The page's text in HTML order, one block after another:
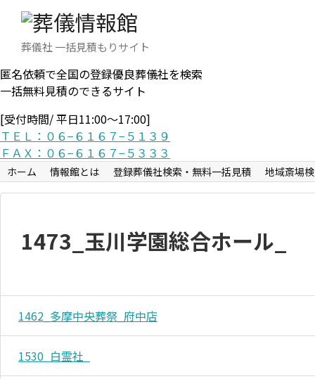
葬儀社 一括見積もりサイト
匿名依頼で全国の登録優良葬儀社を検索
一括無料見積のできるサイト
[受付時間/ 平日11:00〜17:00]
ＴＥＬ：０６−６１６７−５１３９
ＦＡＸ：０６−６１６７−５３３３
ホーム 情報館とは 登録葬儀社検索・無料一括見積 地域斎場
1473_玉川学園総合ホール_
1462_多摩中央葬祭_府中店
1530_白霊社_